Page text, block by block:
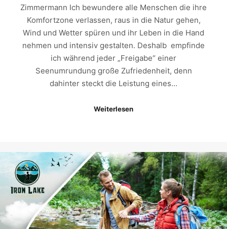
Zimmermann Ich bewundere alle Menschen die ihre
Komfortzone verlassen, raus in die Natur gehen,
Wind und Wetter spüren und ihr Leben in die Hand
nehmen und intensiv gestalten. Deshalb empfinde
ich während jeder „Freigabe“ einer
Seenumrundung große Zufriedenheit, denn
dahinter steckt die Leistung eines…
Weiterlesen